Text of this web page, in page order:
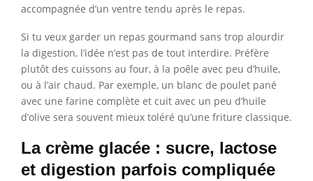
accompagnée d’un ventre tendu après le repas.
Si tu veux garder un repas gourmand sans trop alourdir
la digestion, l’idée n’est pas de tout interdire. Préfère
plutôt des cuissons au four, à la poêle avec peu d’huile,
ou à l’air chaud. Par exemple, un blanc de poulet pané
avec une farine complète et cuit avec un peu d’huile
d’olive sera souvent mieux toléré qu’une friture classique.
La crème glacée : sucre, lactose
et digestion parfois compliquée